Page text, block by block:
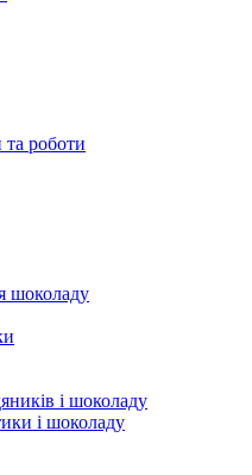
роботи
шоколаду
і шоколаду
і шоколаду